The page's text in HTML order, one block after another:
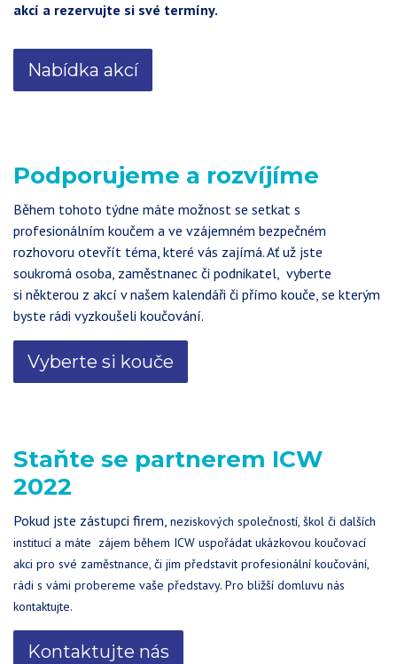
akcí a rezervujte si své termíny.
Nabídka akcí
Podporujeme a rozvíjíme
Během tohoto týdne máte možnost se setkat s
profesionálním koučem a ve vzájemném bezpečném
rozhovoru otevřít téma, které vás zajímá. Ať už jste
soukromá osoba, zaměstnanec či podnikatel, vyberte
si některou z akcí v našem kalendáři či přímo kouče, se kterým
byste rádi vyzkoušeli koučování.
Vyberte si kouče
Staňte se partnerem ICW
2022
Pokud jste zástupci firem, neziskových společností, škol či dalších
institucí a máte zájem během ICW uspořádat ukázkovou koučovací
akci pro své zaměstnance, či jim představit profesionální koučování,
rádi s vámi probereme vaše představy. Pro bližší domluvu nás
kontaktujte.
Kontaktujte nás